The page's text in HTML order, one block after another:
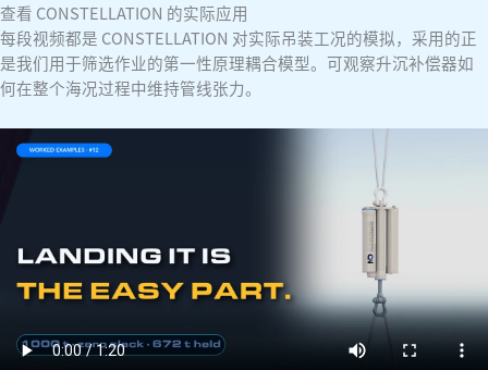
查看 CONSTELLATION 的实际应用
每段视频都是 CONSTELLATION 对实际吊装工况的模拟，采用的正
是我们用于筛选作业的第一性原理耦合模型。可观察升沉补偿器如
何在整个海况过程中维持管线张力。